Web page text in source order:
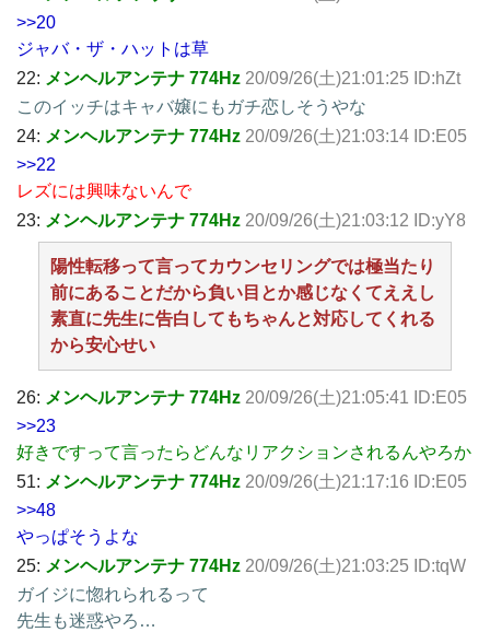
>>20
ジャバ・ザ・ハットは草
22: メンヘルアンテナ 774Hz 20/09/26(土)21:01:25 ID:hZt
このイッチはキャバ嬢にもガチ恋しそうやな
24: メンヘルアンテナ 774Hz 20/09/26(土)21:03:14 ID:E05
>>22
レズには興味ないんで
23: メンヘルアンテナ 774Hz 20/09/26(土)21:03:12 ID:yY8
陽性転移って言ってカウンセリングでは極当たり
前にあることだから負い目とか感じなくてええし
素直に先生に告白してもちゃんと対応してくれる
から安心せい
26: メンヘルアンテナ 774Hz 20/09/26(土)21:05:41 ID:E05
>>23
好きですって言ったらどんなリアクションされるんやろか
51: メンヘルアンテナ 774Hz 20/09/26(土)21:17:16 ID:E05
>>48
やっぱそうよな
25: メンヘルアンテナ 774Hz 20/09/26(土)21:03:25 ID:tqW
ガイジに惚れられるって
先生も迷惑やろ…